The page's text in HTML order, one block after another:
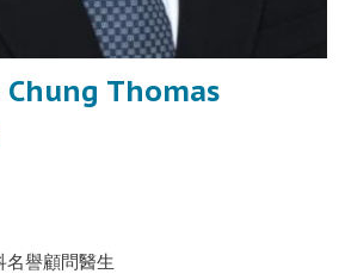
Chung Thomas
名譽顧問醫生